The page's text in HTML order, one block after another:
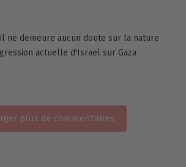
ne demeure aucun doute sur la nature
actuelle d'Israël sur Gaza
plus de commentaires